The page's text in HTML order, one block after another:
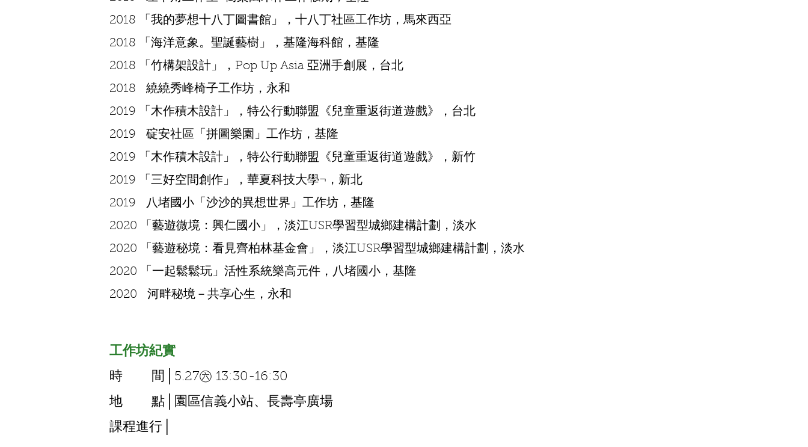
2018 「我的夢想十八丁圖書館」，十八丁社區工作坊，馬來西亞
2018 「海洋意象。聖誕藝樹」，基隆海科館，基隆
2018 「竹構架設計」，Pop Up Asia 亞洲手創展，台北
2018 繞繞秀峰椅子工作坊，永和
2019 「木作積木設計」，特公行動聯盟《兒童重返街道遊戲》，台北
2019 碇安社區「拼圖樂園」工作坊，基隆
2019 「木作積木設計」，特公行動聯盟《兒童重返街道遊戲》，新竹
2019 「三好空間創作」，華夏科技大學¬，新北
2019 八堵國小「沙沙的異想世界」工作坊，基隆
2020 「藝遊微境：興仁國小」，淡江USR學習型城鄉建構計劃，淡水
2020 「藝遊秘境：看見齊柏林基金會」，淡江USR學習型城鄉建構計劃，淡水
2020 「一起鬆鬆玩」活性系統樂高元件，八堵國小，基隆
2020 河畔秘境－共享心生，永和
工作坊紀實
時 間│5.27㊅ 13:30-16:30
地 點│園區信義小站、長壽亭廣場
課程進行│